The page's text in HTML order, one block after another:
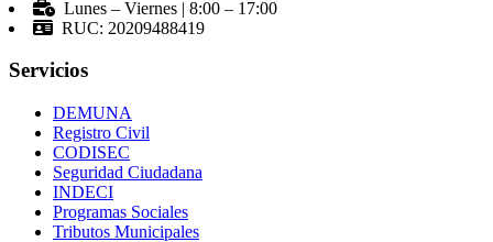
Lunes – Viernes | 8:00 – 17:00
RUC: 20209488419
Servicios
DEMUNA
Registro Civil
CODISEC
Seguridad Ciudadana
INDECI
Programas Sociales
Tributos Municipales